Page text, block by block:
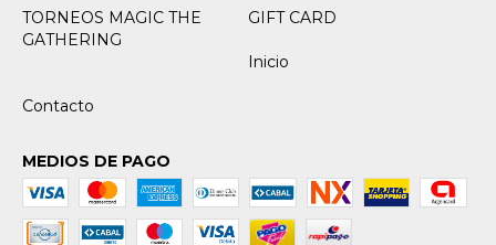
TORNEOS MAGIC THE
GATHERING
GIFT CARD
Inicio
Contacto
MEDIOS DE PAGO